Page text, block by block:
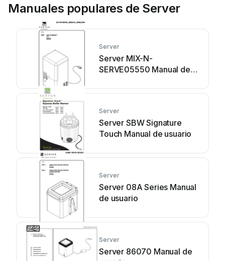
Manuales populares de Server
Server
Server MIX-N-
SERVE05550 Manual de
Server
Server SBW Signature
Touch Manual de usuario
Server
Server 08A Series Manual
de usuario
Server
Server 86070 Manual de